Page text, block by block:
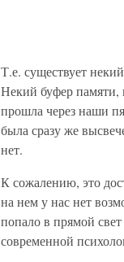
Т.е. существует
Некий буфер памяти,
прошла через наши
была сразу же
нет.
К сожалению, это
на нем у нас нет
попало в прямой
современной